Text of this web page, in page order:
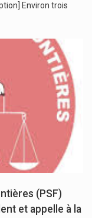
Environ trois
(PSF)
et appelle à la